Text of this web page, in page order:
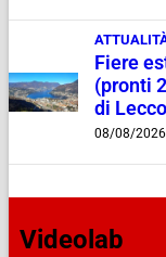
Fiere
(pronti
di Lecco
08/08/2026
Videolab